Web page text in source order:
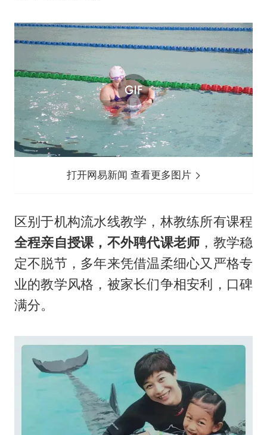
打开网易新闻 查看更多图片
区别于机构流水线教学，林教练所有课程
全程亲自授课，不外聘代课老师 ，教学稳
定不脱节，多年来凭借温柔细心又严格专
业的教学风格，被家长们争相安利，口碑
满分。